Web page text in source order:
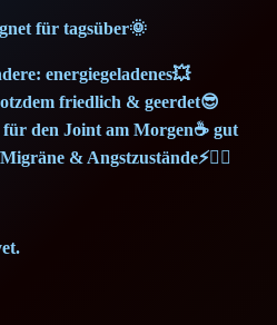
für tagsüber🌞
energiegeladenes💥
friedlich & geerdet😎
den Joint am Morgen☕ gut
& Angstzustände⚡💆‍♀️